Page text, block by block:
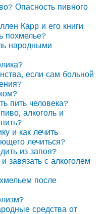
Опасность пивного
Карр и его книги
похмелье?
народными
если сам больной
пить человека?
алкоголь и
и как лечить
лечиться?
из запоя?
завязать с алкоголем
после
средства от